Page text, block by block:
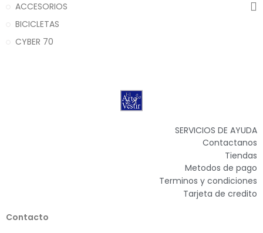
ACCESORIOS
BICICLETAS
CYBER 70
SERVICIOS DE AYUDA
Contactanos
Tiendas
Metodos de pago
Terminos y condiciones
Tarjeta de credito
Contacto